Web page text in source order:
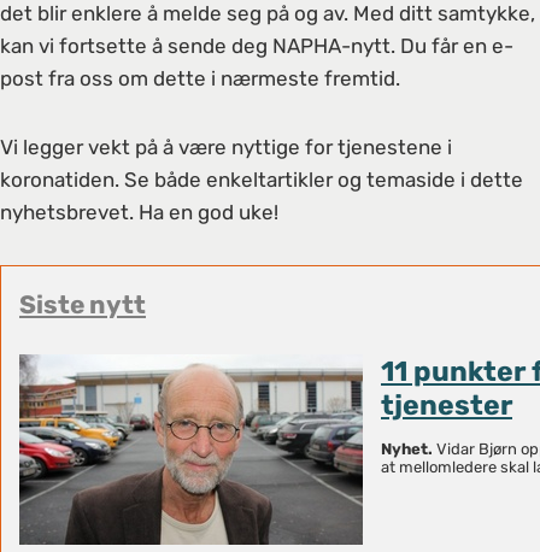
det blir enklere å melde seg på og av. Med ditt samtykke,
kan vi fortsette å sende deg NAPHA-nytt. Du får en e-
post fra oss om dette i nærmeste fremtid.
Vi legger vekt på å være nyttige for tjenestene i
koronatiden. Se både enkeltartikler og temaside i dette
nyhetsbrevet. Ha en god uke!
Siste nytt
11 punkter
tjenester
Nyhet. Vidar Bjørn
at mellomledere skal